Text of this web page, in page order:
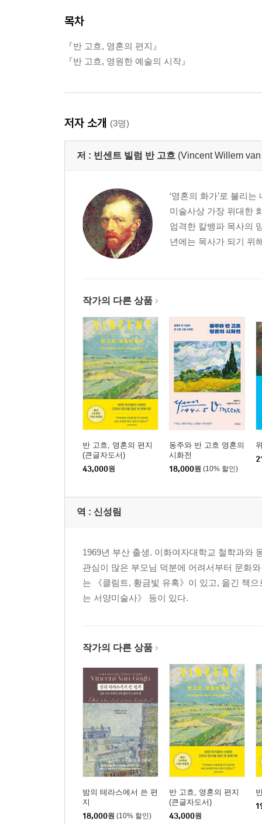
목차
『반 고흐, 영혼의 편지』
『반 고흐, 영원한 예술의 시작』
저자 소개 (3명)
저 : 빈센트 빌럼 반 고흐 (Vincent Willem
‘영혼의 화가’로 불리
미술사상 가장 위대한
엄격한 칼뱅파 목사의
년에는 목사가 되기 위
작가의 다른 상품
반 고흐, 영혼의 편지
(큰글자도서)
43,000원
동주와 반 고흐 영혼의
시화전
18,000원 (10% 할인)
역 : 신성림
1969년 부산 출생. 이화여자대학교 철학과와
관심이 많은 부모님 덕분에 어려서부터 문화
는 《클림트, 황금빛 유혹》이 있고, 옮긴 책
는 서양미술사》 등이 있다.
작가의 다른 상품
밤의 테라스에서 쓴 편
지
18,000원 (10% 할인)
반 고흐, 영혼의 편지
(큰글자도서)
43,000원